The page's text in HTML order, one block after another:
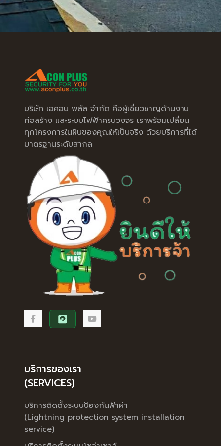
บริษัท เอคอน พลัส จำกัด คือผู้เชี่ยวชาญด้านงาน
ก่อสร้าง และระบบไฟฟ้าครบวงจร เราพร้อมเปลี่ยน
ทุกโครงการในฝันของคุณให้เป็นจริง ด้วยบริการที่ได้
มาตรฐานระดับสากล
บริการของเรา
(SERVICES)
บริการติดตั้งระบบป้องกันฟ้าผ่า
(Lightning protection system installation
service)